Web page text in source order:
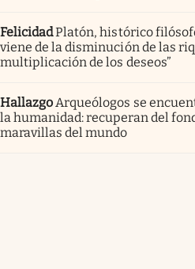
FelicidadPlatón, histórico
viene de la disminución de las
multiplicación de los deseos”
Hallazgo Arqueólogos se
la humanidad: recuperan del
maravillas del mundo